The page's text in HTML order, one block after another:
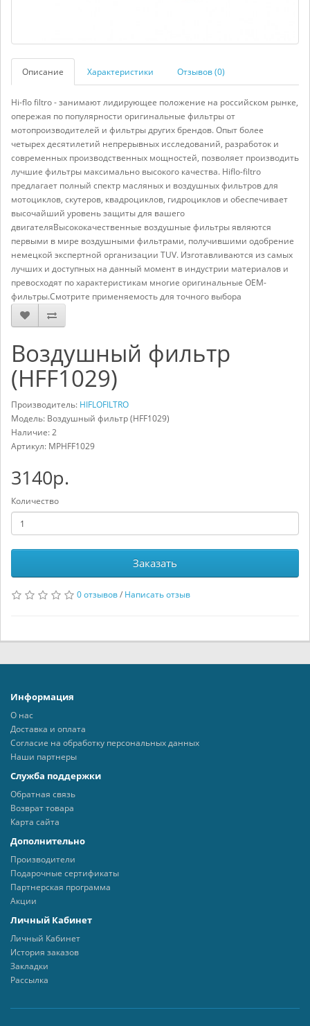
Описание Характеристики Отзывов (0)
Hi-flo filtro - занимают лидирующее положение на российском рынке,
опережая по популярности оригинальные фильтры от
мотопроизводителей и фильтры других брендов. Опыт более
четырех десятилетий непрерывных исследований, разработок и
современных производственных мощностей, позволяет производить
лучшие фильтры максимально высокого качества. Hiflo-filtro
предлагает полный спектр масляных и воздушных фильтров для
мотоциклов, скутеров, квадроциклов, гидроциклов и обеспечивает
высочайший уровень защиты для вашего
двигателяВысококачественные воздушные фильтры являются
первыми в мире воздушными фильтрами, получившими одобрение
немецкой экспертной организации TUV. Изготавливаются из самых
лучших и доступных на данный момент в индустрии материалов и
превосходят по характеристикам многие оригинальные OEM-
фильтры.Смотрите применяемость для точного выбора
Воздушный фильтр
(HFF1029)
Производитель: HIFLOFILTRO
Модель: Воздушный фильтр (HFF1029)
Наличие: 2
Артикул: MPHFF1029
3140р.
Количество
Заказать
0 отзывов/ Написать отзыв
Информация
О нас
Доставка и оплата
Согласие на обработку персональных данных
Наши партнеры
Служба поддержки
Обратная связь
Возврат товара
Карта сайта
Дополнительно
Производители
Подарочные сертификаты
Партнерская программа
Акции
Личный Кабинет
Личный Кабинет
История заказов
Закладки
Рассылка